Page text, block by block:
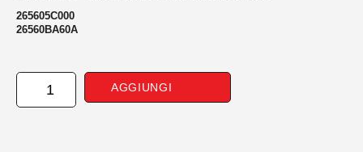
265605C000
26560BA60A
CATADIOTTRO
POSTERIORE
AGGIUNGI